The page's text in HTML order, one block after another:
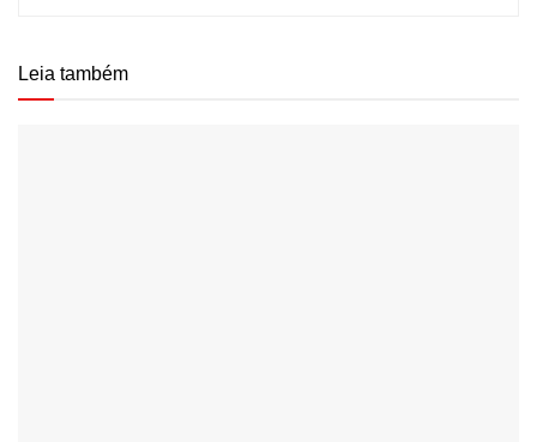
Leia também